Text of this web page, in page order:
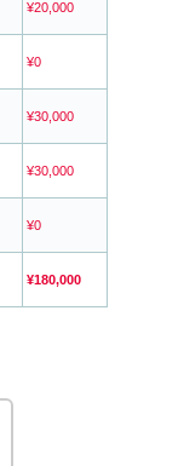
¥20,000
¥0
¥30,000
¥30,000
¥0
¥180,000